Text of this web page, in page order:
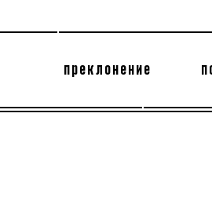
преклонение